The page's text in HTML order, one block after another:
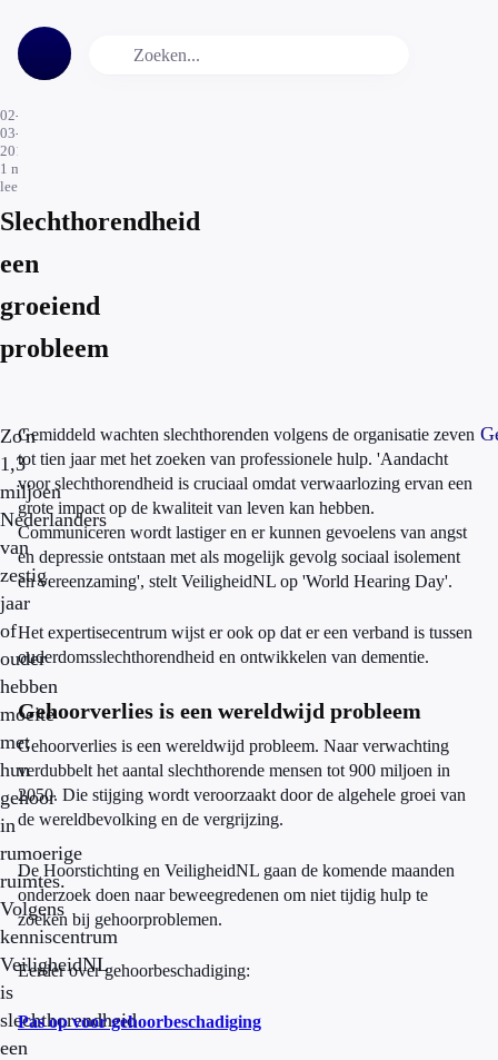
02-
03-
2018
1 min.
leestijd
Slechthorendheid
een
groeiend
probleem
Zo'n
1,3
miljoen
Nederlanders
van
zestig
jaar
of
ouder
hebben
moeite
met
hun
gehoor
in
rumoerige
ruimtes.
Volgens
kenniscentrum
VeiligheidNL
is
slechthorendheid
een
Gemiddeld wachten slechthorenden volgens de organisatie zeven
tot tien jaar met het zoeken van professionele hulp. 'Aandacht
voor slechthorendheid is cruciaal omdat verwaarlozing ervan een
grote impact op de kwaliteit van leven kan hebben.
Communiceren wordt lastiger en er kunnen gevoelens van angst
en depressie ontstaan met als mogelijk gevolg sociaal isolement
en vereenzaming', stelt VeiligheidNL op 'World Hearing Day'.
Het expertisecentrum wijst er ook op dat er een verband is tussen
ouderdomsslechthorendheid en ontwikkelen van dementie.
Gehoorverlies is een wereldwijd probleem
Gehoorverlies is een wereldwijd probleem. Naar verwachting
verdubbelt het aantal slechthorende mensen tot 900 miljoen in
2050. Die stijging wordt veroorzaakt door de algehele groei van
de wereldbevolking en de vergrijzing.
De Hoorstichting en VeiligheidNL gaan de komende maanden
onderzoek doen naar beweegredenen om niet tijdig hulp te
zoeken bij gehoorproblemen.
Eerder over gehoorbeschadiging:
Pas op voor gehoorbeschadiging